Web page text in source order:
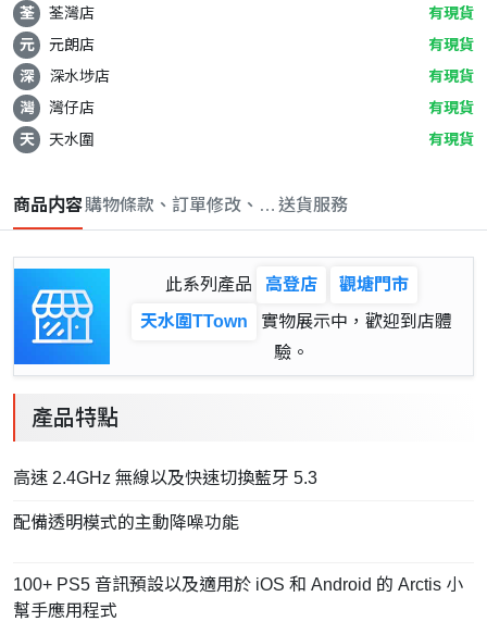
荃
荃灣店
有現貨
元
元朗店
有現貨
深
深水埗店
有現貨
灣
灣仔店
有現貨
天
天水圍 有現貨
商品内容購物條款、訂單修改、取消與退款政策
送貨服務
此系列產品 高登店
觀塘門市
天水圍TTown
實物展示中，歡迎到店體
驗。
產品特點
高速 2.4GHz 無線以及快速切換藍牙 5.3
配備透明模式的主動降噪功能
100+ PS5 音訊預設以及適用於 iOS 和 Android 的 Arctis 小
幫手應用程式